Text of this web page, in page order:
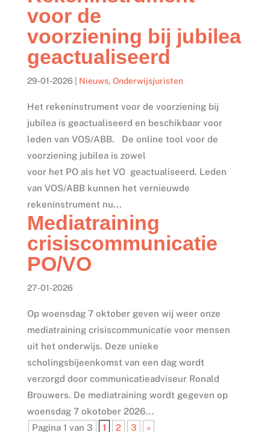
voor de
voorziening bij jubilea
geactualiseerd
29-01-2026 Nieuws, Onderwijsjuristen
Het rekeninstrument voor de voorziening bij
jubilea is geactualiseerd en beschikbaar voor
leden van VOS/ABB. De online tool voor de
voorziening jubilea is zowel
voor het PO als het VO geactualiseerd. Leden
van VOS/ABB kunnen het vernieuwde
rekeninstrument nu...
Mediatraining
crisiscommunicatie
PO/VO
27-01-2026
Op woensdag 7 oktober geven wij weer onze
mediatraining crisiscommunicatie voor mensen
uit het onderwijs. Deze unieke
scholingsbijeenkomst van een dag wordt
verzorgd door communicatieadviseur Ronald
Brouwers. De mediatraining wordt gegeven op
woensdag 7 okotober 2026...
Pagina 1 van 3
1 2 3 »